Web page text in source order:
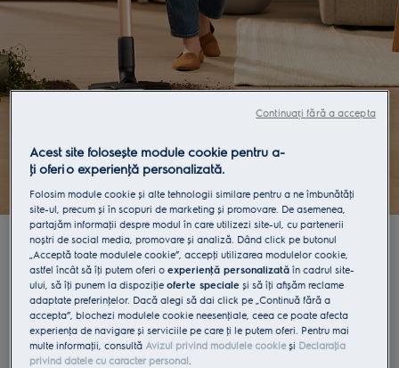
ÎNAPOI
Produse participante în promoţia
„60 de zile și primești banii inapoi”
Acest site folosește module cookie pentru a-
ţi oferi o experienţă personalizată.
Folosim module cookie și alte tehnologii similare pentru a ne îmbunătăţi
site-ul, precum și în scopuri de marketing și promovare. De asemenea,
partajăm informaţii despre modul în care utilizezi site-ul, cu partenerii
noștri de social media, promovare și analiză. Dând click pe butonul
„Acceptă toate modulele cookie”, accepţi utilizarea modulelor cookie,
astfel încât să îţi putem oferi oexperienţă personalizată în cadrul site-
ului, să îţi punem la dispoziţieoferte speciale și să îţi afișăm reclame
adaptate preferinţelor. Dacă alegi să dai click pe „Continuă fără a
accepta”, blochezi modulele cookie neesenţiale, ceea ce poate afecta
experienţa de navigare și serviciile pe care ţi le putem oferi. Pentru mai
multe informaţii, consultă Avizul privind modulele cookieși Declaraţia
privind datele cu caracter personal.
Continuați fără a accepta